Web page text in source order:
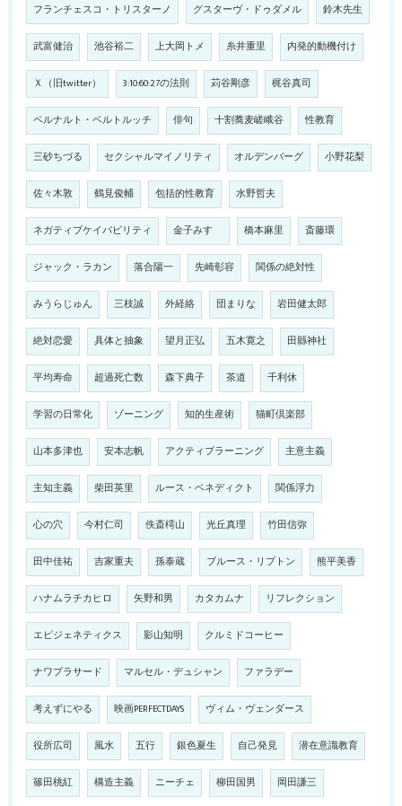
フランチェスコ・トリスターノ グスターヴ・ドゥダメル 鈴木先生
武富健治 池谷裕二 上大岡トメ 糸井重里 内発的動機付け
Ｘ（旧twitter） 3:10:60:27の法則 苅谷剛彦 梶谷真司
ベルナルト・ベルトルッチ 俳句 十割蕎麦嵯峨谷 性教育
三砂ちづる セクシャルマイノリティ オルデンバーグ 小野花梨
佐々木敦 鶴見俊輔 包括的性教育 水野哲夫
ネガティブケイパビリティ 金子みすゞ 橋本麻里 斎藤環
ジャック・ラカン 落合陽一 先崎彰容 関係の絶対性
みうらじゅん 三枝誠 外経絡 団まりな 岩田健太郎
絶対恋愛 具体と抽象 望月正弘 五木寛之 田縣神社
平均寿命 超過死亡数 森下典子 茶道 千利休
学習の日常化 ゾーニング 知的生産術 猫町倶楽部
山本多津也 安本志帆 アクティブラーニング 主意主義
主知主義 柴田英里 ルース・ベネディクト 関係浮力
心の穴 今村仁司 佚斎樗山 光丘真理 竹田信弥
田中佳祐 吉家重夫 孫泰蔵 ブルース・リプトン 熊平美香
ハナムラチカヒロ 矢野和男 カタカムナ リフレクション
エピジェネティクス 影山知明 クルミドコーヒー
ナワプラサード マルセル・デュシャン ファラデー
考えずにやる 映画PERFECTDAYS ヴィム・ヴェンダース
役所広司 風水 五行 銀色夏生 自己発見 潜在意識教育
篠田桃紅 構造主義 ニーチェ 柳田国男 岡田謙三